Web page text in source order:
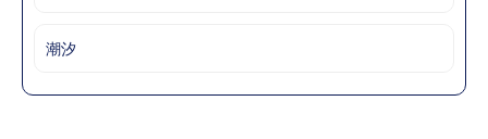
潮汐